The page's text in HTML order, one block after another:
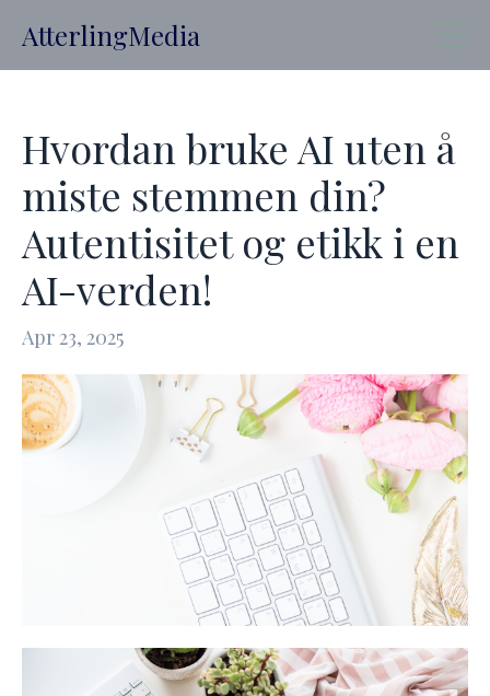
AtterlingMedia
Hvordan bruke AI uten å
miste stemmen din?
Autentisitet og etikk i en
AI-verden!
Apr 23, 2025